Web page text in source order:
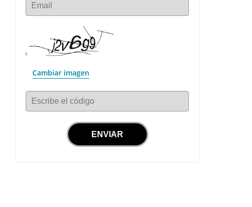
Email
Cambiar imagen
Escribe el código